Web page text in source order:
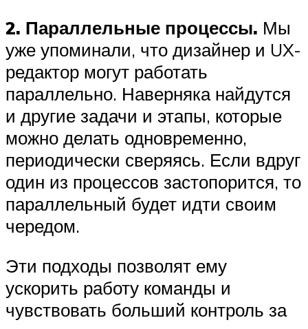
2. Параллельные процессы. Мы
уже упоминали, что дизайнер и UX-
редактор могут работать
параллельно. Наверняка найдутся
и другие задачи и этапы, которые
можно делать одновременно,
периодически сверяясь. Если вдруг
один из процессов застопорится, то
параллельный будет идти своим
чередом.
Эти подходы позволят ему
ускорить работу команды и
чувствовать больший контроль за